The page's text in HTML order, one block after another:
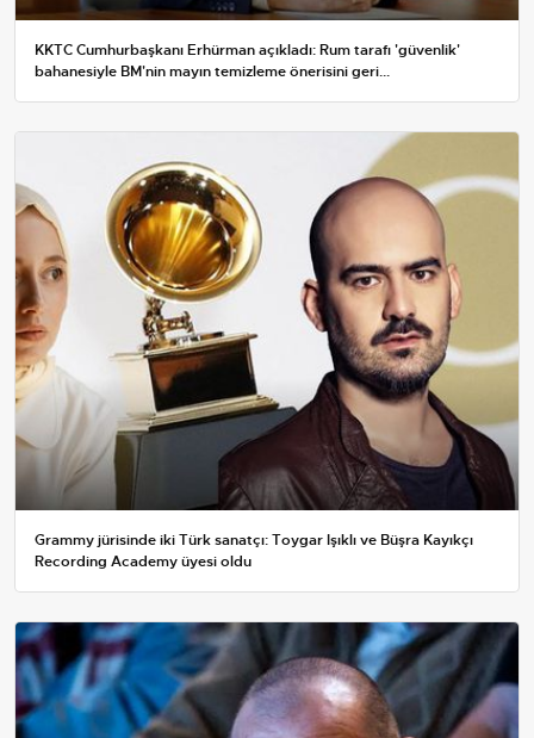
KKTC Cumhurbaşkanı Erhürman açıkladı: Rum tarafı 'güvenlik'
bahanesiyle BM'nin mayın temizleme önerisini geri...
Grammy jürisinde iki Türk sanatçı: Toygar Işıklı ve Büşra Kayıkçı
Recording Academy üyesi oldu